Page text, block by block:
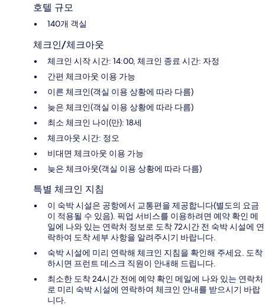
호텔 규모
140개 객실
체크인/체크아웃
체크인 시작 시간: 14:00, 체크인 종료 시간: 자정
간편 체크아웃 이용 가능
이른 체크인(객실 이용 상황에 따라 다름)
늦은 체크인(객실 이용 상황에 따라 다름)
최소 체크인 나이(만): 18세
체크아웃 시간: 정오
비대면 체크아웃 이용 가능
늦은 체크아웃(객실 이용 상황에 따라 다름)
특별 체크인 지침
이 숙박 시설은 공항에서 교통편을 제공합니다(별도의 요금
이 적용될 수 있음). 픽업 서비스를 이용하려면 예약 확인 메
일에 나와 있는 연락처 정보로 도착 72시간 전 숙박 시설에 연
락하여 도착 세부 사항을 알려주시기 바랍니다.
숙박 시설에 미리 연락해 체크인 지침을 확인해 주세요. 도착
하시면 프런트 데스크 직원이 안내해 드립니다.
최소한 도착 24시간 전에 예약 확인 메일에 나와 있는 연락처
로 미리 숙박 시설에 연락하여 체크인 안내를 받으시기 바랍
니다.